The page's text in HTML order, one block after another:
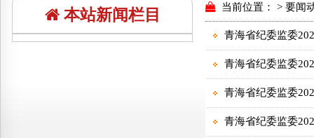
本站新闻栏目